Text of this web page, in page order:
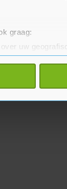
graag:
uw
door het
gegevens
of